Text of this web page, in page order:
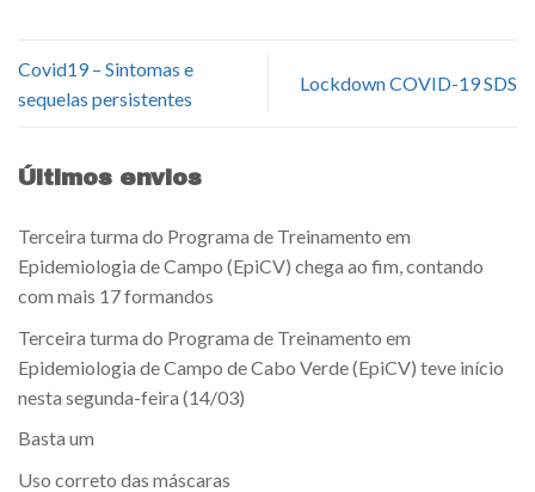
Covid19 – Sintomas e
sequelas persistentes
Lockdown COVID-19 SDS
Últimos envios
Terceira turma do Programa de Treinamento em
Epidemiologia de Campo (EpiCV) chega ao fim, contando
com mais 17 formandos
Terceira turma do Programa de Treinamento em
Epidemiologia de Campo de Cabo Verde (EpiCV) teve início
nesta segunda-feira (14/03)
Basta um
Uso correto das máscaras